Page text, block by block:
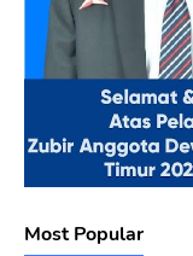
Most Popular